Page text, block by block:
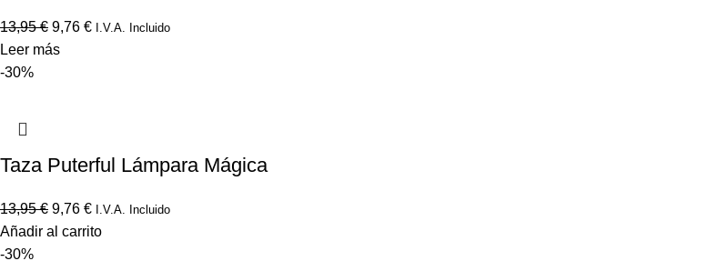
13,95€ 9,76 € I.V.A. Incluido
Leer más
-30%
Taza Puterful Lámpara Mágica
13,95€ 9,76 € I.V.A. Incluido
Añadir al carrito
-30%